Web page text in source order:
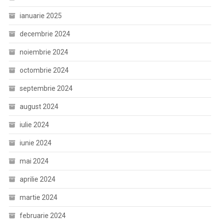
ianuarie 2025
decembrie 2024
noiembrie 2024
octombrie 2024
septembrie 2024
august 2024
iulie 2024
iunie 2024
mai 2024
aprilie 2024
martie 2024
februarie 2024